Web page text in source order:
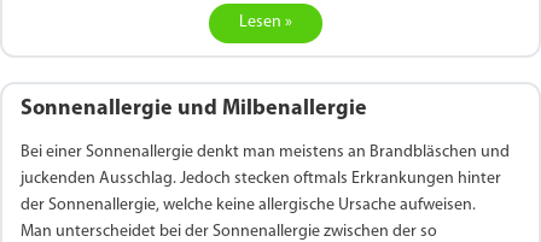
Lesen »
Sonnenallergie und Milbenallergie
Bei einer Sonnenallergie denkt man meistens an Brandbläschen und
juckenden Ausschlag. Jedoch stecken oftmals Erkrankungen hinter
der Sonnenallergie, welche keine allergische Ursache aufweisen.
Man unterscheidet bei der Sonnenallergie zwischen der so